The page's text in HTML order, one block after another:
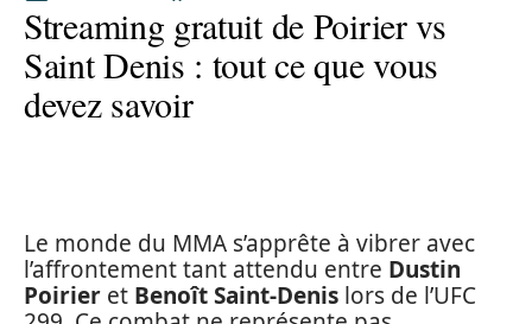
Streaming gratuit de Poirier vs
Saint Denis : tout ce que vous
devez savoir
Le monde du MMA s’apprête à vibrer avec
l’affrontement tant attendu entre Dustin
Poirier et Benoît Saint-Denis lors de l’UFC